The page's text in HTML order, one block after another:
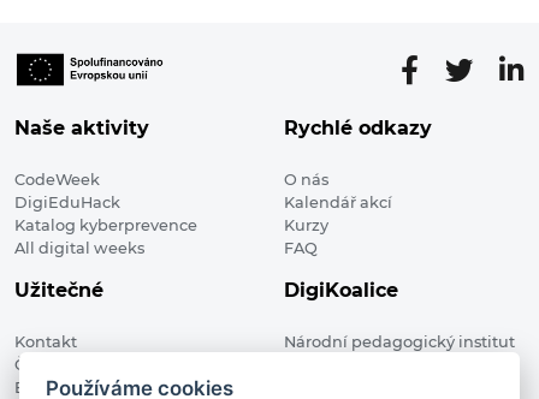
Naše aktivity
CodeWeek
DigiEduHack
Katalog kyberprevence
All digital weeks
Rychlé odkazy
O nás
Kalendář akcí
Kurzy
FAQ
Užitečné
Kontakt
Členské organizace
Blog
DigiKoalice
Národní pedagogický institut
Používáme cookies